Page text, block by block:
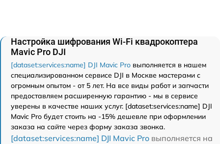
Настройка шифрования Wi-Fi квадрокоптера
Mavic Pro DJI
[dataset:services:name] DJI Mavic Pro выполняется в нашем
специализированном сервисе DJI в Москве мастерами с
огромным опытом - от 5 лет. На все виды работ и запчасти
предоставляем расширенную гарантию - мы в сервисе
уверены в качестве наших услуг. [dataset:services:name] DJI
Mavic Pro будет стоить на -15% дешевле при оформлении
заказа на сайте через форму заказа звонка.
[dataset:services:name] DJI Mavic Pro выполняется на